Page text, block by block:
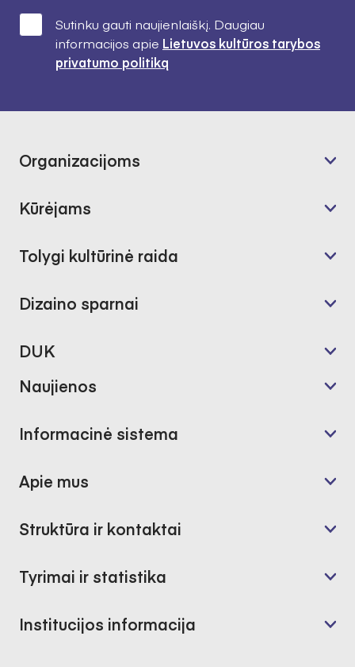
Sutinku gauti naujienlaiškį. Daugiau
informacijos apie Lietuvos kultūros tarybos
privatumo politiką
Organizacijoms
Kūrėjams
Tolygi kultūrinė raida
Dizaino sparnai
DUK
Naujienos
Informacinė sistema
Apie mus
Struktūra ir kontaktai
Tyrimai ir statistika
Institucijos informacija